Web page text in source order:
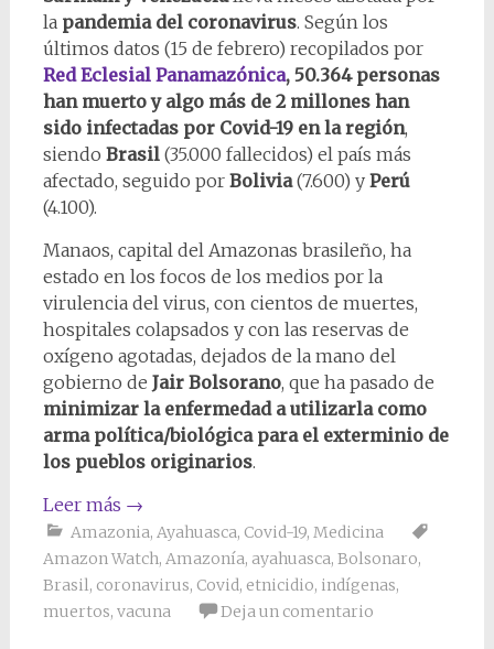
la pandemia del coronavirus. Según los
últimos datos (15 de febrero) recopilados por
Red Eclesial Panamazónica, 50.364 personas
han muerto y algo más de 2 millones han
sido infectadas por Covid-19 en la región,
siendo Brasil(35.000 fallecidos) el país más
afectado, seguido por Bolivia(7.600) y Perú
(4.100).
Manaos, capital del Amazonas brasileño, ha
estado en los focos de los medios por la
virulencia del virus, con cientos de muertes,
hospitales colapsados y con las reservas de
oxígeno agotadas, dejados de la mano del
gobierno de Jair Bolsorano, que ha pasado de
minimizar la enfermedad a utilizarla como
arma política/biológica para el exterminio de
los pueblos originarios.
Leer más →
Amazonia, Ayahuasca, Covid-19, Medicina
Amazon Watch, Amazonía, ayahuasca, Bolsonaro,
Brasil, coronavirus, Covid, etnicidio, indígenas,
muertos, vacuna Deja un comentario